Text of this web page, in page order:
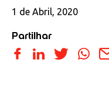
1 de Abril, 2020
Partilhar